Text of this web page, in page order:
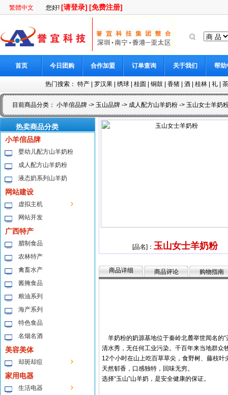
繁體中文 您好! [请登录] [免费注册]
首页 今日团购 合作加盟 订单查询 关于我们 帮助
热门搜索： 特产 罗汉果 绣球 桂圆 铜鼓 香猪 酒 桂林 礼 茶
目前商品分类： 小羊倌品牌 -> 玉山品牌 -> 成人配方山羊奶粉 -> 玉山女士羊奶
热卖商品分类
小羊倌品牌
婴幼儿配方山羊奶粉
成人配方山羊奶粉
液态奶系列山羊奶
网站建设
虚拟主机
网站开发
广西特产
腊制食品
农林特产
禽畜水产
酱腌食品
粮油系列
海产系列
特色食品
名烟名酒
美容美体
却斑却痘
家用电器
生活电器
[品名]： 玉山女士羊奶粉
商品详细 商品评论 购物指南
羊奶粉的奶源基地位于秦岭北麓举世闻名的
清水秀，无任何工业污染。千百年来当地群
12个小时在山上吃百草草尖，食野树、藤枝
天然郁香，口感独特，回味无穷。
选择“玉山”山羊奶，是安全健康的保证。